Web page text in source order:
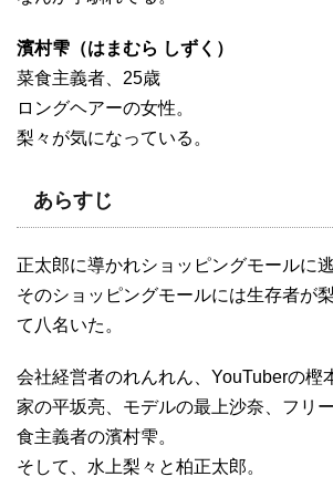
濱村雫（はまむら しずく）
菜食主義者、25歳
ロングヘアーの女性。
梨々が気になっている。
あらすじ
正太郎に導かれショッピングモールに
そのショッピングモールには生存者が
て八名いた。
会社経営者のれんれん、YouTuberの樫
家の平坂亮、モデルの最上沙奈、フリ
食主義者の濱村雫。
そして、水上梨々と柏正太郎。